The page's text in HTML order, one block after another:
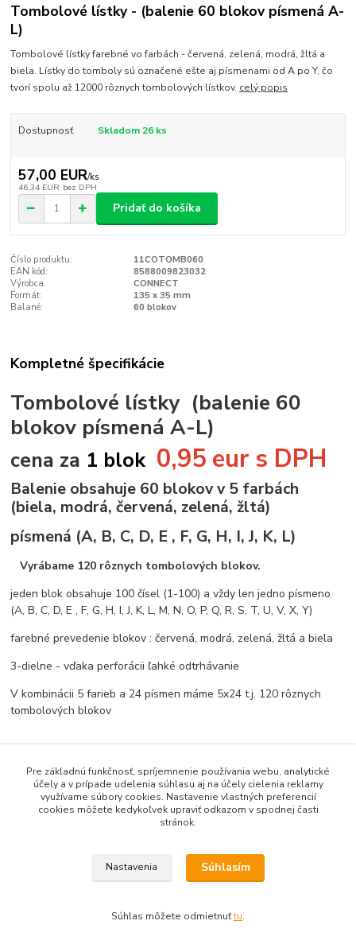
Tombolové lístky - (balenie 60 blokov písmená A-
L)
Tombolové lístky farebné vo farbách - červená, zelená, modrá, žltá a
biela. Lístky do tomboly sú označené ešte aj písmenami od A po Y, čo
tvorí spolu až 12000 rôznych tombolových lístkov. celý popis
Dostupnosť Skladom 26 ks
57,00 EUR/ks
46,34 EUR bez DPH
Pridať do košíka
Číslo produktu:
11COTOMB060
EAN kód:
8588009823032
Výrobca:
CONNECT
Formát:
135 x 35 mm
Balané:
60 blokov
Kompletné špecifikácie
Tombolové lístky (balenie 60
blokov písmená A-L)
cena za 1 blok 0,95 eur s DPH
Balenie obsahuje 60 blokov v 5 farbách
(biela, modrá, červená, zelená, žltá)
písmená (A, B, C, D, E , F, G, H, I, J, K, L)
Vyrábame 120 rôznych tombolových blokov.
jeden blok obsahuje 100 čísel (1-100) a vždy len jedno písmeno
(A, B, C, D, E , F, G, H, I, J, K, L, M, N, O, P, Q, R, S, T, U, V, X, Y)
farebné prevedenie blokov : červená, modrá, zelená, žltá a biela
3-dielne - vďaka perforácii ľahké odtrhávanie
V kombinácii 5 farieb a 24 písmen máme 5x24 t.j. 120 rôznych
tombolových blokov
Pôvod tovaru
Tombolové lístky
Pre základnú funkčnosť, spríjemnenie používania webu, analytické
účely a v prípade udelenia súhlasu aj na účely cielenia reklamy
využívame súbory cookies. Nastavenie vlastných preferencií
cookies môžete kedykoľvek upraviť odkazom v spodnej časti
stránok.
Nastavenia Súhlasím
Súhlas môžete odmietnuťtu.